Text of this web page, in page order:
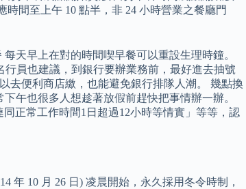
間至上午 10 點半，非 24 小時營業之餐廳門
天早上在對的時間喫早餐可以重設生理時鐘。
行員也建議，到銀行要辦業務前，最好進去抽號
去便利商店繳，也能避免銀行排隊人潮。 幾點換
午也很多人想趁著放假前趕快把事情辦一辦。
正常工作時間1日超過12小時等情實」等等，認
年 10 月 26 日) 凌晨開始，永久採用冬令時制，